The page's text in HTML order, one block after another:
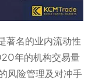
著名的业内流动性
年的机构交易量
风险管理及对冲手